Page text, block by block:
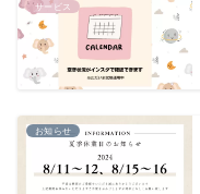
サービス
お知らせ